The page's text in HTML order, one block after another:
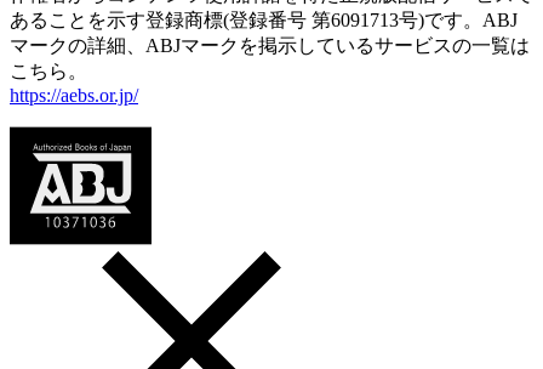
あることを示す登録商標(登録番号 第6091713号)です。ABJ
マークの詳細、ABJマークを掲示しているサービスの一覧は
こちら。
https://aebs.or.jp/